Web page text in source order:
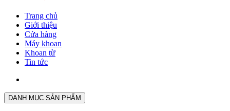
Trang chủ
Giới thiệu
Cửa hàng
Máy khoan
Khoan từ
Tin tức
DANH MỤC SẢN PHẨM